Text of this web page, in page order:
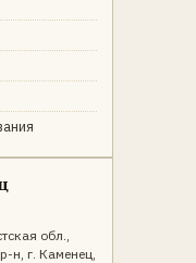
обл.,
н, г. Каменец,